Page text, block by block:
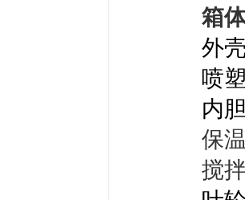
箱
外
喷
内
保
搅